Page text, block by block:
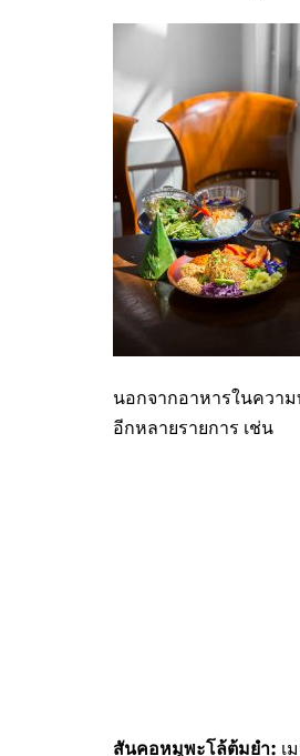
นอกจากอาหารในควา
อีกหลายรายการ เช่น
สันคอหมูพะโล้ต้มยำ: เ